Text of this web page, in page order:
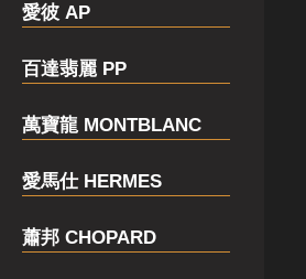
愛彼 AP
百達翡麗 PP
萬寶龍 MONTBLANC
愛馬仕 HERMES
蕭邦 CHOPARD